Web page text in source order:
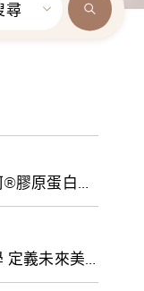
尋
膠原蛋白植
定義未來美
共育模式 串